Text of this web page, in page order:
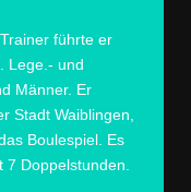
führte er
Lege.- und
Männer. Er
Stadt Waiblingen,
Boulespiel. Es
Doppelstunden.